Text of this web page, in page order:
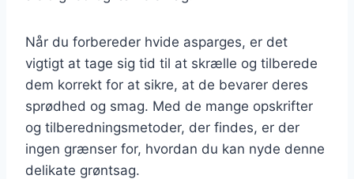
Når du forbereder hvide asparges, er det
vigtigt at tage sig tid til at skrælle og tilberede
dem korrekt for at sikre, at de bevarer deres
sprødhed og smag. Med de mange opskrifter
og tilberedningsmetoder, der findes, er der
ingen grænser for, hvordan du kan nyde denne
delikate grøntsag.